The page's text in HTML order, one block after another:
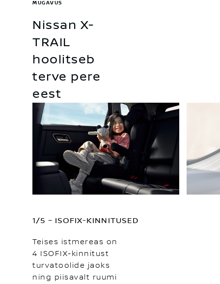
Nissan X-
TRAIL
hoolitseb
terve pere
eest
MUGAVUS
1/5 – ISOFIX-KINNITUSED
Teises istmereas on
4 ISOFIX-kinnitust
turvatoolide jaoks
ning piisavalt ruumi